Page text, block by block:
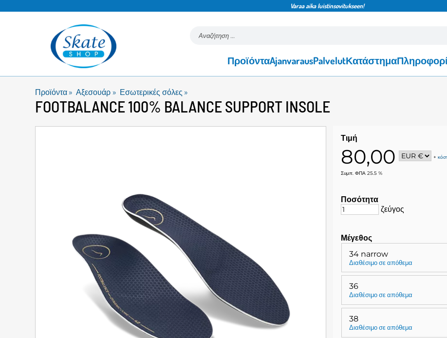
Varaa aika luistinsovitukseen!
ΠροϊόνταAjanvarausPalvelutΚατάστημα
Προϊόντα‪» Αξεσουάρ ‪» Εσωτερικές σόλες ‪»
FOOTBALANCE100% BALANCE SUPPORT INSOLE
Τιμή
80,00 +
Συμπ. ΦΠΑ 25.5 %
Ποσότητα
ζεύγος
Μέγεθος
34 narrow
Διαθέσιμο σε απόθεμα
36
Διαθέσιμο σε απόθεμα
38
Διαθέσιμο σε απόθεμα